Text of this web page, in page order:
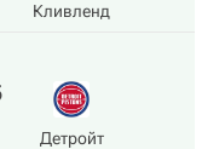
Кливленд
Детройт